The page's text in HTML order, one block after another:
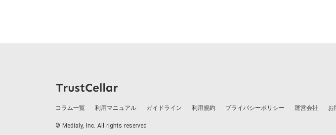
コラム一覧 利用マニュアル ガイドライン 利用規約 プライバシーポリシー 運営会社 お
© Medialy, Inc. All rights reserved